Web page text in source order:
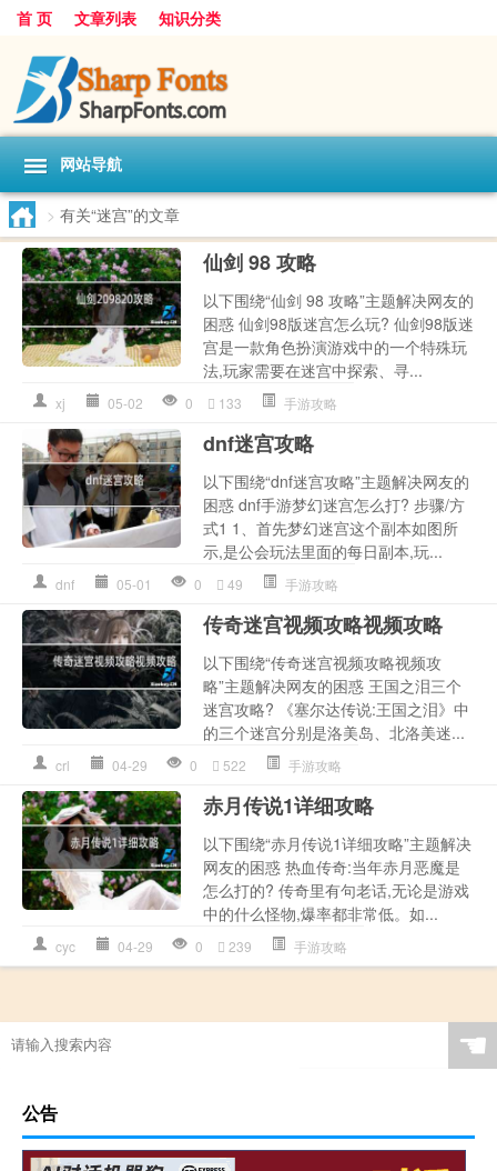
首 页 文章列表 知识分类
网站导航
> 有关“迷宫”的文章
仙剑 98 攻略
以下围绕“仙剑 98 攻略”主题解决网友的
困惑 仙剑98版迷宫怎么玩? 仙剑98版迷
宫是一款角色扮演游戏中的一个特殊玩
法,玩家需要在迷宫中探索、寻...
xj 05-02 0 133 手游攻略
dnf迷宫攻略
以下围绕“dnf迷宫攻略”主题解决网友的
困惑 dnf手游梦幻迷宫怎么打? 步骤/方
式1 1、首先梦幻迷宫这个副本如图所
示,是公会玩法里面的每日副本,玩...
dnf 05-01 0 49 手游攻略
传奇迷宫视频攻略视频攻略
以下围绕“传奇迷宫视频攻略视频攻
略”主题解决网友的困惑 王国之泪三个
迷宫攻略? 《塞尔达传说:王国之泪》中
的三个迷宫分别是洛美岛、北洛美迷...
crl 04-29 0 522 手游攻略
赤月传说1详细攻略
以下围绕“赤月传说1详细攻略”主题解决
网友的困惑 热血传奇:当年赤月恶魔是
怎么打的? 传奇里有句老话,无论是游戏
中的什么怪物,爆率都非常低。如...
cyc 04-29 0 239 手游攻略
☚
公告